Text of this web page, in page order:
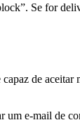
Se for
de aceitar
um e-mail de